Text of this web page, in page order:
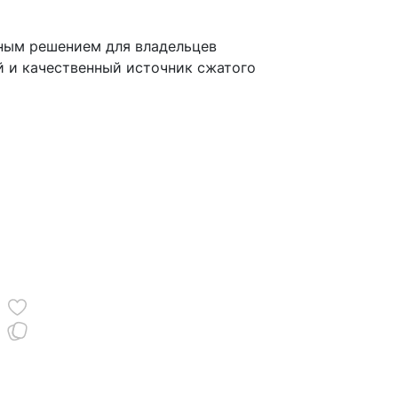
решением для владельцев
качественный источник сжатого